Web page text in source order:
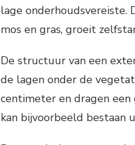
lage onderhoudsvereiste.
mos en gras, groeit
De structuur van een
de lagen onder de
centimeter en dragen
kan bijvoorbeeld